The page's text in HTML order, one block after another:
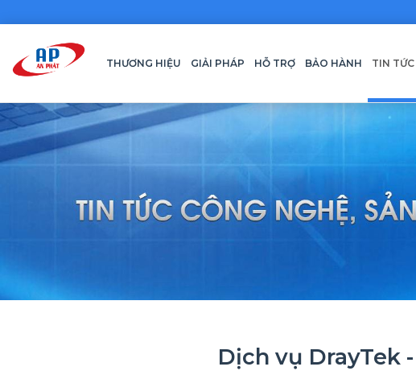
THƯƠNG HIỆU GIẢI PHÁP HỖ TRỢ BẢO HÀNH TIN TỨC
Dịch vụ DrayTek